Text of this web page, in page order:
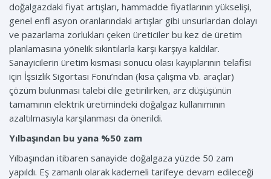
doğalgazdaki fiyat artışları, hammadde fiyatlarının yükselişi,
genel enfl asyon oranlarındaki artışlar gibi unsurlardan dolayı
ve pazarlama zorlukları çeken üreticiler bu kez de üretim
planlamasına yönelik sıkıntılarla karşı karşıya kaldılar.
Sanayicilerin üretim kısması sonucu olası kayıplarının telafisi
için İşsizlik Sigortası Fonu’ndan (kısa çalışma vb. araçlar)
çözüm bulunması talebi dile getirilirken, arz düşüşünün
tamamının elektrik üretimindeki doğalgaz kullanımının
azaltılmasıyla karşılanması da önerildi.
Yılbaşından bu yana %50 zam
Yılbaşından itibaren sanayide doğalgaza yüzde 50 zam
yapıldı. Eş zamanlı olarak kademeli tarifeye devam edileceği